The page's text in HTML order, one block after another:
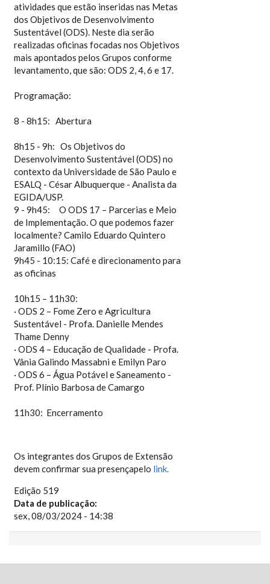
atividades que estão inseridas nas Metas
dos Objetivos de Desenvolvimento
Sustentável (ODS). Neste dia serão
realizadas oficinas focadas nos Objetivos
mais apontados pelos Grupos conforme
levantamento, que são: ODS 2, 4, 6 e 17.
Programação:
8 - 8h15: Abertura
8h15 - 9h: Os Objetivos do
Desenvolvimento Sustentável (ODS) no
contexto da Universidade de São Paulo e
ESALQ - César Albuquerque - Analista da
EGIDA/USP.
9 - 9h45: O ODS 17 – Parcerias e Meio
de Implementação. O que podemos fazer
localmente? Camilo Eduardo Quintero
Jaramillo (FAO)
9h45 - 10:15: Café e direcionamento para
as oficinas
10h15 – 11h30:
· ODS 2 – Fome Zero e Agricultura
Sustentável - Profa. Danielle Mendes
Thame Denny
· ODS 4 – Educação de Qualidade - Profa.
Vânia Galindo Massabni e Emilyn Paro
· ODS 6 – Água Potável e Saneamento -
Prof. Plínio Barbosa de Camargo
11h30: Encerramento
Os integrantes dos Grupos de Extensão
devem confirmar sua presençapelo link.
Edição 519
Data de publicação:
sex, 08/03/2024 - 14:38